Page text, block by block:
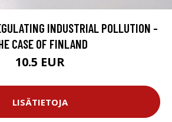
INDUSTRIAL POLLUTION -
CASE OF FINLAND
10.5 EUR
LISÄTIETOJA